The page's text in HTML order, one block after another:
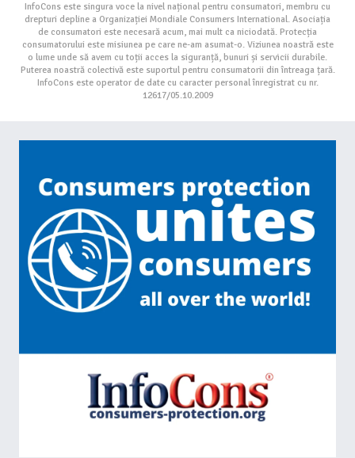
InfoCons este singura voce la nivel național pentru consumatori, membru cu
drepturi depline a Organizației Mondiale Consumers International. Asociația
de consumatori este necesară acum, mai mult ca niciodată. Protecția
consumatorului este misiunea pe care ne-am asumat-o. Viziunea noastră este
o lume unde să avem cu toții acces la siguranță, bunuri și servicii durabile.
Puterea noastră colectivă este suportul pentru consumatorii din întreaga țară.
InfoCons este operator de date cu caracter personal înregistrat cu nr.
12617/05.10.2009